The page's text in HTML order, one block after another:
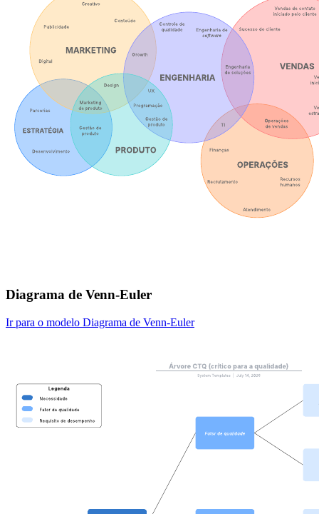
Diagrama de Venn-Euler
Ir para o modelo Diagrama de Venn-Euler